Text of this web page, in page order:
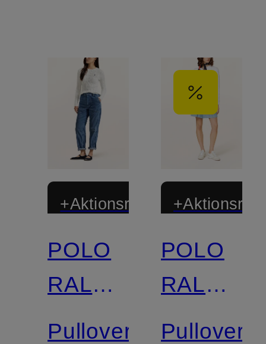
+Aktionsrabatt
POLO
RALPH
LAUREN
Pullover
POLO
RALPH
LAUREN
Pullover